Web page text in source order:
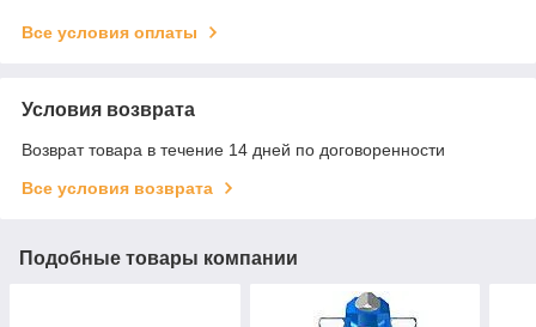
Все условия оплаты
Условия возврата
Возврат товара в течение 14 дней по договоренности
Все условия возврата
Подобные товары компании